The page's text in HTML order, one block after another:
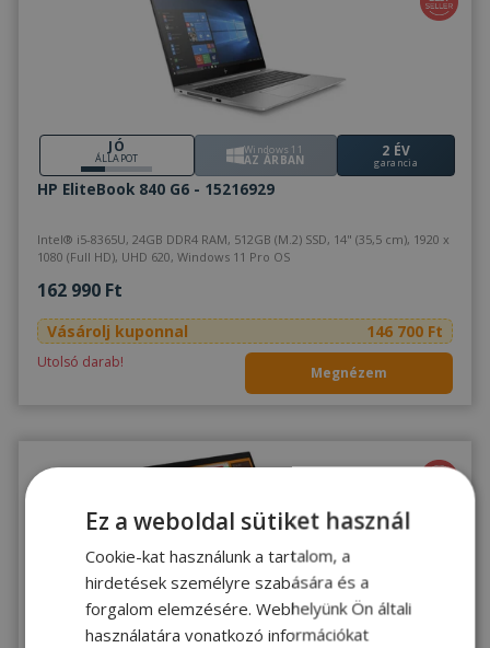
JÓ
ÁLLAPOT
Windows 11
AZ ÁRBAN 2 ÉV
garancia
HP EliteBook 840 G6 - 15216929
Intel® i5-8365U, 24GB DDR4 RAM, 512GB (M.2) SSD, 14" (35,5 cm), 1920 x
1080 (Full HD), UHD 620, Windows 11 Pro OS
162 990 Ft
Vásárolj kuponnal 146 700 Ft
Utolsó darab!
Megnézem
KIVÁLÓ
ÁLLAPOT
Windows 11
AZ ÁRBAN
Ez a weboldal sütiket használ
Cookie-kat használunk a tartalom, a
hirdetések személyre szabására és a
forgalom elemzésére. Webhelyünk Ön általi
használatára vonatkozó információkat